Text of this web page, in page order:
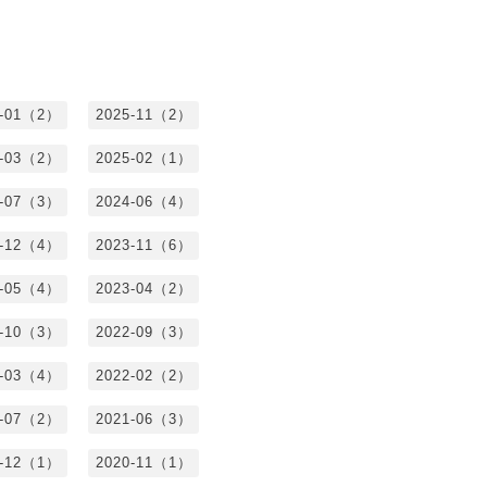
（2） 2025-11（2）
（2） 2025-02（1）
（3） 2024-06（4）
（4） 2023-11（6）
（4） 2023-04（2）
（3） 2022-09（3）
（4） 2022-02（2）
（2） 2021-06（3）
（1） 2020-11（1）